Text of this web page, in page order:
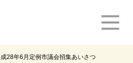
28年6月定例市議会招集あいさつ